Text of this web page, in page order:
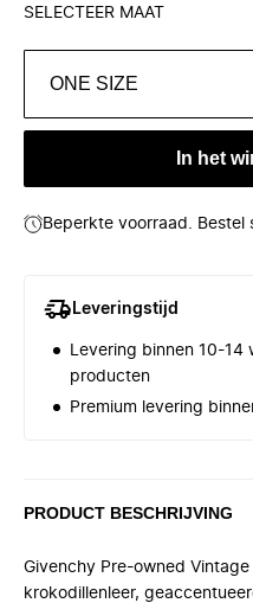
SELECTEER MAAT
ONE SIZE
In het
Beperkte voorraad. Bestel
Leveringstijd
Levering binnen 10-14
producten
Premium levering
PRODUCT BESCHRIJVING
Givenchy Pre-owned
krokodillenleer,